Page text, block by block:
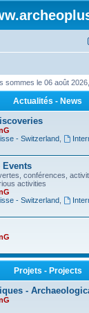
sommes le 06 août
Actualités - News
- Switzerland,
Events
conférences,
activities
- Switzerland,
Projets - Projects
-